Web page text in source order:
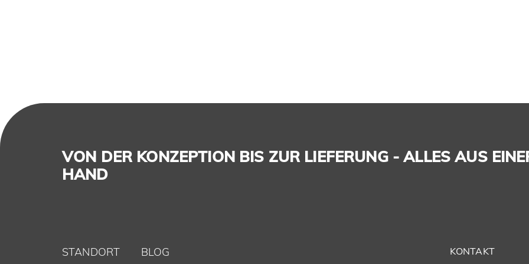
VON DER KONZEPTION BIS ZUR LIEFERUNG - ALLES AUS
HAND
STANDORT
BLOG KONTAKT